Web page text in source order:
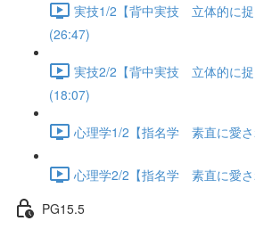
実技1/2【背中実技 立体的に
(26:47)
実技2/2【背中実技 立体的に
(18:07)
心理学1/2【指名学 素直に愛
心理学2/2【指名学 素直に愛
PG15.5